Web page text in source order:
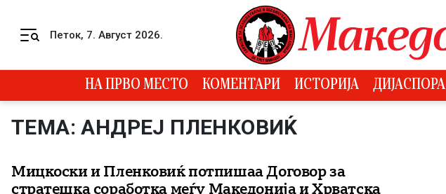
Петок, 7. Август 2026.
НА ПРВО МЕСТО КОМЕНТАРИ ИСТОРИЈА ДИЈАСПОРА
ТЕМА: АНДРЕЈ ПЛЕНКОВИЌ
Мицкоски и Пленковиќ потпишаа Договор за
стратешка соработка меѓу Македонија и Хрватска